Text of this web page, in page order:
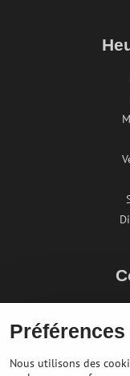
Nous utilisons des